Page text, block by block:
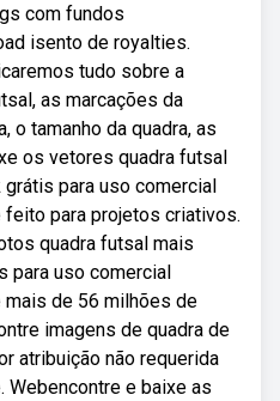
com fundos
isento de royalties.
tudo sobre a
as marcações da
o tamanho da quadra, as
os vetores quadra futsal
para uso comercial
para projetos criativos.
quadra futsal mais
para uso comercial
mais de 56 milhões de
imagens de quadra de
atribuição não requerida
Webencontre e baixe as